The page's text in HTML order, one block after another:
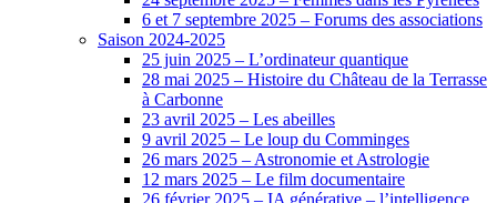
6 et 7 septembre 2025 – Forums des associations
Saison 2024-2025
25 juin 2025 – L’ordinateur quantique
28 mai 2025 – Histoire du Château de la Terrasse
à Carbonne
23 avril 2025 – Les abeilles
9 avril 2025 – Le loup du Comminges
26 mars 2025 – Astronomie et Astrologie
12 mars 2025 – Le film documentaire
26 février 2025 – IA générative – l’intelligence